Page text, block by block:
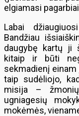
elgiamasi
Labai
Bandžiau
daugybę kartų ji
kitaip ir būti
sekmadienį einam
taip sudėliojo,
misija –
ugniagesių
mokėmės,